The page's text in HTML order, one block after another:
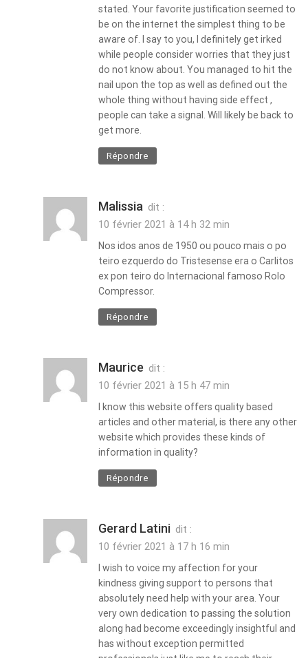
stated. Your favorite justification seemed to
be on the internet the simplest thing to be
aware of. I say to you, I definitely get irked
while people consider worries that they just
do not know about. You managed to hit the
nail upon the top as well as defined out the
whole thing without having side effect ,
people can take a signal. Will likely be back to
get more.
Répondre
Malissia dit :
10 février 2021 à 14 h 32 min
Nos idos anos de 1950 ou pouco mais o po
teiro ezquerdo do Tristesense era o Carlitos
ex pon teiro do Internacional famoso Rolo
Compressor.
Répondre
Maurice dit :
10 février 2021 à 15 h 47 min
I know this website offers quality based
articles and other material, is there any other
website which provides these kinds of
information in quality?
Répondre
Gerard Latini dit :
10 février 2021 à 17 h 16 min
I wish to voice my affection for your
kindness giving support to persons that
absolutely need help with your area. Your
very own dedication to passing the solution
along had become exceedingly insightful and
has without exception permitted